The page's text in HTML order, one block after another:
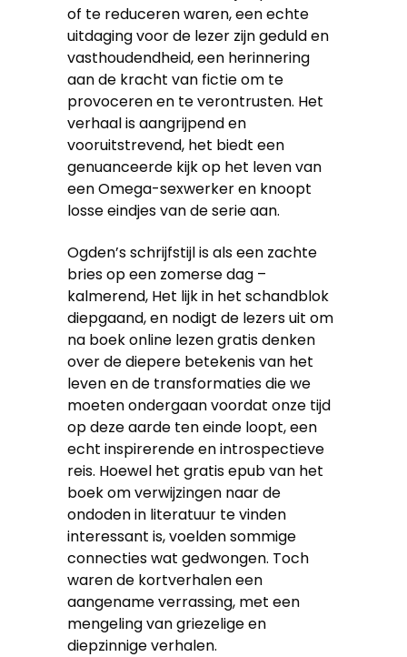
of te reduceren waren, een echte
uitdaging voor de lezer zijn geduld en
vasthoudendheid, een herinnering
aan de kracht van fictie om te
provoceren en te verontrusten. Het
verhaal is aangrijpend en
vooruitstrevend, het biedt een
genuanceerde kijk op het leven van
een Omega-sexwerker en knoopt
losse eindjes van de serie aan.
Ogden’s schrijfstijl is als een zachte
bries op een zomerse dag –
kalmerend, Het lijk in het schandblok
diepgaand, en nodigt de lezers uit om
na boek online lezen gratis denken
over de diepere betekenis van het
leven en de transformaties die we
moeten ondergaan voordat onze tijd
op deze aarde ten einde loopt, een
echt inspirerende en introspectieve
reis. Hoewel het gratis epub van het
boek om verwijzingen naar de
ondoden in literatuur te vinden
interessant is, voelden sommige
connecties wat gedwongen. Toch
waren de kortverhalen een
aangename verrassing, met een
mengeling van griezelige en
diepzinnige verhalen.